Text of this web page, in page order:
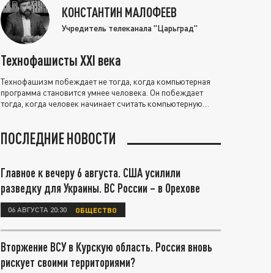
КОНСТАНТИН МАЛОФЕЕВ
Учредитель телеканала "Царьград"
Технофашисты XXI века
Технофашизм побеждает не тогда, когда компьютерная
программа становится умнее человека. Он побеждает
тогда, когда человек начинает считать компьютерную
ПОСЛЕДНИЕ НОВОСТИ
Главное к вечеру 6 августа. США усилили
разведку для Украины. ВС России – в Орехове
06 АВГУСТА 20:30 ОБЩЕСТВО
Вторжение ВСУ в Курскую область. Россия вновь
рискует своими территориями?